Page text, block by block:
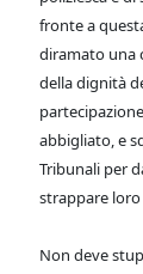
fronte a
diramato una
della dignità
abbigliato, e
Tribunali per
strappare loro
Non deve